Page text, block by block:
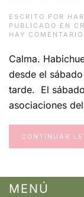
ESCRITO POR
PUBLICADO EN
HAY
Calma.
desde el
tarde. El
asociaciones
CONTINUAR
MENÚ